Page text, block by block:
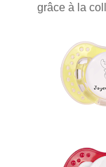
grâce à la